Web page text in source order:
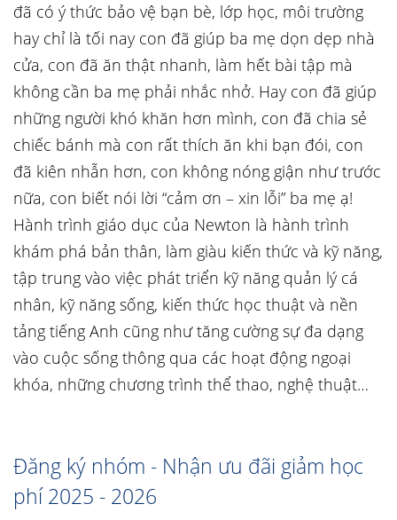
đã có ý thức bảo vệ bạn bè, lớp học, môi trường
hay chỉ là tối nay con đã giúp ba mẹ dọn dẹp nhà
cửa, con đã ăn thật nhanh, làm hết bài tập mà
không cần ba mẹ phải nhắc nhở. Hay con đã giúp
những người khó khăn hơn mình, con đã chia sẻ
chiếc bánh mà con rất thích ăn khi bạn đói, con
đã kiên nhẫn hơn, con không nóng giận như trước
nữa, con biết nói lời “cảm ơn – xin lỗi” ba mẹ ạ!
Hành trình giáo dục của Newton là hành trình
khám phá bản thân, làm giàu kiến thức và kỹ năng,
tập trung vào việc phát triển kỹ năng quản lý cá
nhân, kỹ năng sống, kiến thức học thuật và nền
tảng tiếng Anh cũng như tăng cường sự đa dạng
vào cuộc sống thông qua các hoạt động ngoại
khóa, những chương trình thể thao, nghệ thuật…
Đăng ký nhóm - Nhận ưu đãi giảm học
phí 2025 - 2026